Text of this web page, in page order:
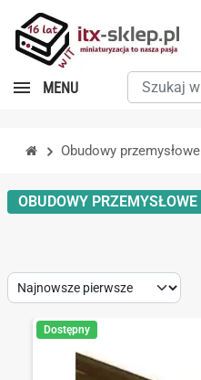
Szukaj
w
MENU
Obudowy przemysłowe
OBUDOWY PRZEMYSŁOWE
Sort
Dostępny